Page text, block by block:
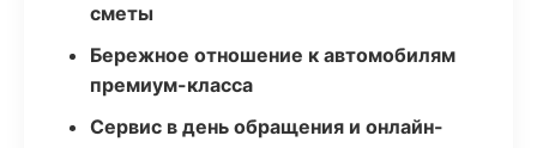
сметы
Бережное отношение к автомобилям
премиум-класса
Сервис в день обращения и онлайн-